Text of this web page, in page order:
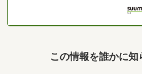
この情報を誰かに